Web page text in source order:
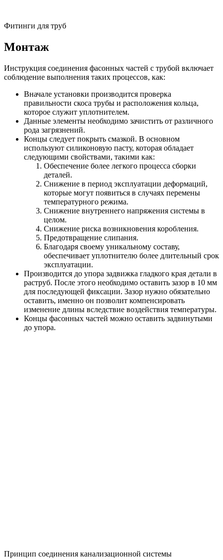
Фитинги для труб
Монтаж
Инструкция соединения фасонных частей с трубой включает
соблюдение выполнения таких процессов, как:
Вначале установки производится проверка
правильности скоса трубы и расположения кольца,
которое служит уплотнителем.
Данные элементы необходимо зачистить от различного
рода загрязнений.
Концы следует покрыть смазкой. В основном
используют силиконовую пасту, которая обладает
следующими свойствами, такими как:
Обеспечение более легкого процесса сборки
деталей.
Снижение в период эксплуатации деформаций,
которые могут появиться в случаях перемены
температурного режима.
Снижение внутреннего напряжения системы в
целом.
Снижение риска возникновения коробления.
Предотвращение слипания.
Благодаря своему уникальному составу,
обеспечивает уплотнителю более длительный срок
эксплуатации.
Производится до упора задвижка гладкого края детали в
раструб. После этого необходимо оставить зазор в 10 мм
для последующей фиксации. Зазор нужно обязательно
оставить, именно он позволит компенсировать
изменение длины вследствие воздействия температуры.
Концы фасонных частей можно оставить задвинутыми
до упора.
Принцип соединения канализационной системы